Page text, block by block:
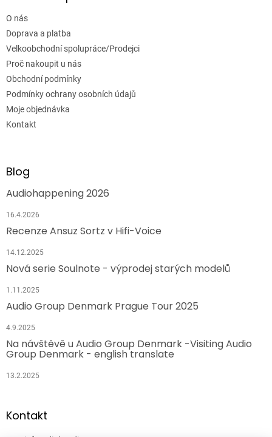
O nás
Doprava a platba
Velkoobchodní spolupráce/Prodejci
Proč nakoupit u nás
Obchodní podmínky
Podmínky ochrany osobních údajů
Moje objednávka
Kontakt
Blog
Audiohappening 2026
16.4.2026
Recenze Ansuz Sortz v Hifi-Voice
14.12.2025
Nová serie Soulnote - výprodej starých modelů
1.11.2025
Audio Group Denmark Prague Tour 2025
4.9.2025
Na návštěvě u Audio Group Denmark -Visiting Audio
Group Denmark - english translate
13.2.2025
Kontakt